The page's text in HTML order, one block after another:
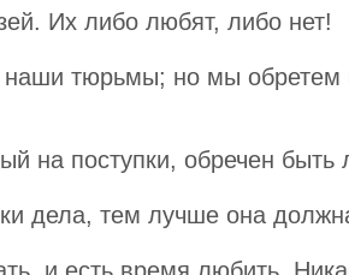
Их либо любят, либо нет!
тюрьмы; но мы обретем
на поступки, обречен
дела, тем лучше она